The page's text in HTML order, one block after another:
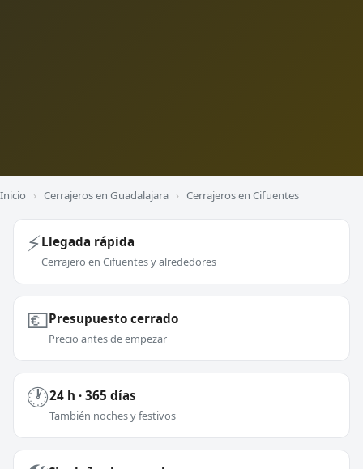
Inicio › Cerrajeros en Guadalajara › Cerrajeros en Cifuentes
⚡Llegada rápida
Cerrajero en Cifuentes y alrededores
💶Presupuesto cerrado
Precio antes de empezar
🕐24 h · 365 días
También noches y festivos